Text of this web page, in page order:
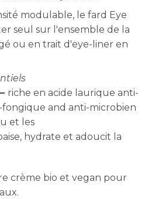
modulable, le fard Eye
seul sur l'ensemble de la
ou en trait d'eye-liner en
riche en acide laurique anti-
fongique and anti-microbien
et les
hydrate et adoucit la
crème bio et vegan pour